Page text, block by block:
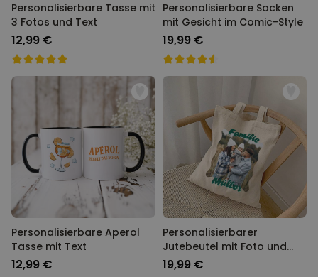
Personalisierbare Tasse mit
3 Fotos und Text
12,99 €
Personalisierbare Socken
mit Gesicht im Comic-Style
19,99 €
Personalisierbare Aperol
Tasse mit Text
12,99 €
Personalisierbarer
Jutebeutel mit Foto und
Text
19,99 €